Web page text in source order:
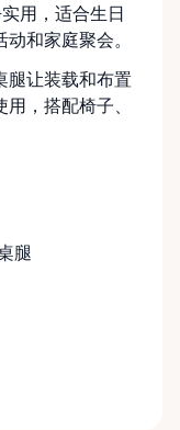
用，适合生日
和家庭聚会。
腿让装载和布置
，搭配椅子、
腿